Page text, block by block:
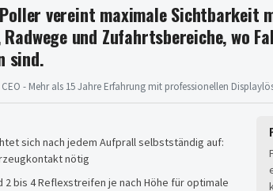
vereint maximale Sichtbarkeit
und Zufahrtsbereiche, wo
sind.
CEO - Mehr als 15 Jahre Erfahrung mit professionellen
sich nach jedem Aufprall selbstständig auf:
nötig
2 bis 4 Reflexstreifen je nach Höhe für optimale